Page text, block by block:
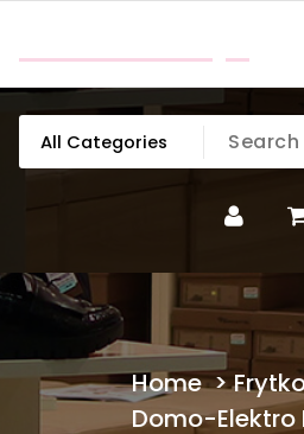
content
Home>
Domo-Elektro